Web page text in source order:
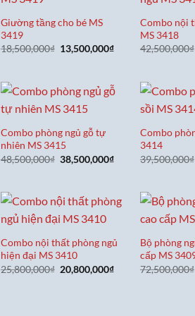
Giường tầng cho bé MS
3419
18,500,000₫ Giá
13,500,000₫Giá
13,500,000₫.
Combo nội
MS 3418
42,500,000₫
Combo phòng ngủ gỗ tự
nhiên MS 3415
48,500,000₫ Giá
gốc
38,500,000₫Giá
38,500,000₫.
Combo
3414
39,500,000₫
Combo nội thất phòng ngủ
hiện đại MS 3410
25,800,000₫ Giá
gốc
20,800,000₫Giá
Bộ phòng
cấp MS
72,500,000₫